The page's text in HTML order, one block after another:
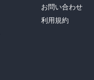
お問い合わせ
利用規約